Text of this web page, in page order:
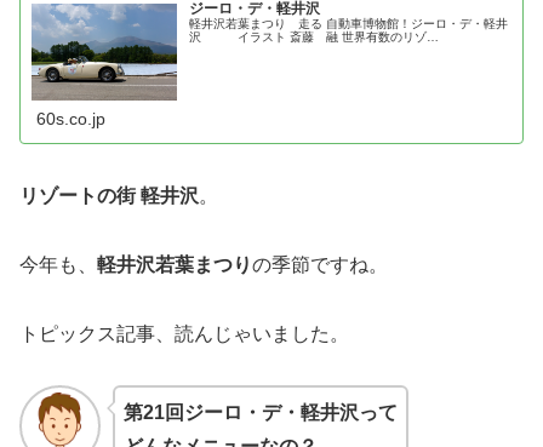
ジーロ・デ・軽井沢
軽井沢若葉まつり 走る 自動車博物館！ジーロ・デ・軽井
沢 イラスト 斎藤 融 世界有数のリゾ…
60s.co.jp
リゾートの街 軽井沢。
今年も、 軽井沢若葉まつりの季節ですね。
トピックス記事、読んじゃいました。
第21回ジーロ・デ・軽井沢って